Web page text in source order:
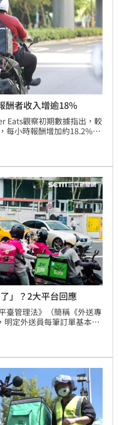
者收入增逾18%
Eats觀察初期數據指出，較
每小時報酬增加約18.2%；
成的訂單量減少約
」？2大平台回應
臺管理法》（簡稱《外送專
明定外送員每筆訂單基本報
成營運成本增加，其中
則表示針對各項費用的調
中。(賴俊佑)